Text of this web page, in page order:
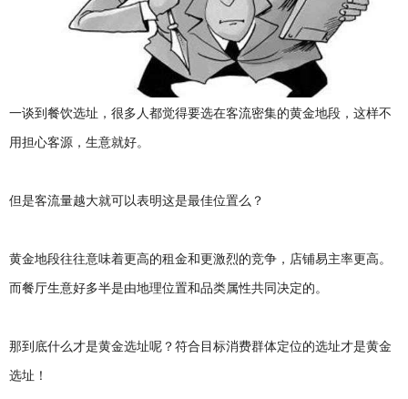
锅
一谈到餐饮选址，很多人都觉得要选在客流密集的黄金地段，这样不
用担心客源，生意就好。
但是客流量越大就可以表明这是最佳位置么？
黄金地段往往意味着更高的租金和更激烈的竞争，店铺易主率更高。
而餐厅生意好多半是由地理位置和品类属性共同决定的。
那到底什么才是黄金选址呢？符合目标消费群体定位的选址才是黄金
选址！